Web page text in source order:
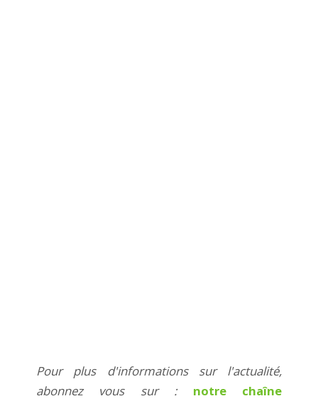
Pour plus d'informations sur l'actualité,
abonnez vous sur : notre chaîne